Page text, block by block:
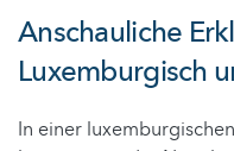
Anschauliche
Luxemburgisch
In einer